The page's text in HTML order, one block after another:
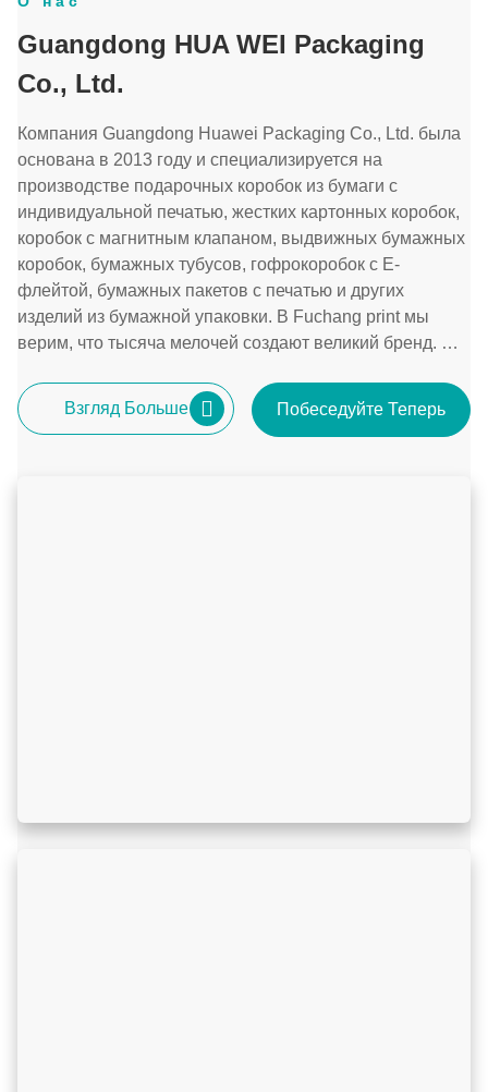
Guangdong HUA WEI Packaging
Co., Ltd.
Компания Guangdong Huawei Packaging Co., Ltd. была
основана в 2013 году и специализируется на
производстве подарочных коробок из бумаги с
индивидуальной печатью, жестких картонных коробок,
коробок с магнитным клапаном, выдвижных бумажных
коробок, бумажных тубусов, гофрокоробок с E-
флейтой, бумажных пакетов с печатью и других
изделий из бумажной упаковки. В Fuchang print мы
верим, что тысяча мелочей создают великий бренд. Мы
стабильное качество бумажн
Взгляд Больше Побеседуйте Теперь